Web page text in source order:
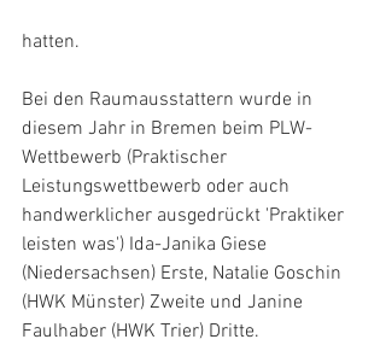
hatten.
Bei den Raumausstattern wurde in
diesem Jahr in Bremen beim PLW-
Wettbewerb (Praktischer
Leistungswettbewerb oder auch
handwerklicher ausgedrückt 'Praktiker
leisten was') Ida-Janika Giese
(Niedersachsen) Erste, Natalie Goschin
(HWK Münster) Zweite und Janine
Faulhaber (HWK Trier) Dritte.